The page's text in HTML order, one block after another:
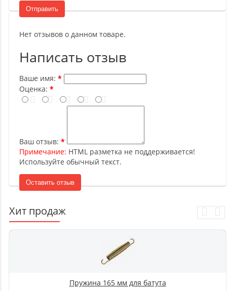
Отправить
Нет отзывов о данном товаре.
Написать отзыв
Ваше имя:
Оценка:
Ваш отзыв:
Примечание: HTML разметка не поддерживается!
Используйте обычный текст.
Оставить отзыв
Хит продаж
Пружина 165 мм для батута